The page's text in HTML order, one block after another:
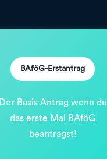
BAföG-Erstantrag
Der Basis Antrag wenn du
das erste Mal BAföG
beantragst!